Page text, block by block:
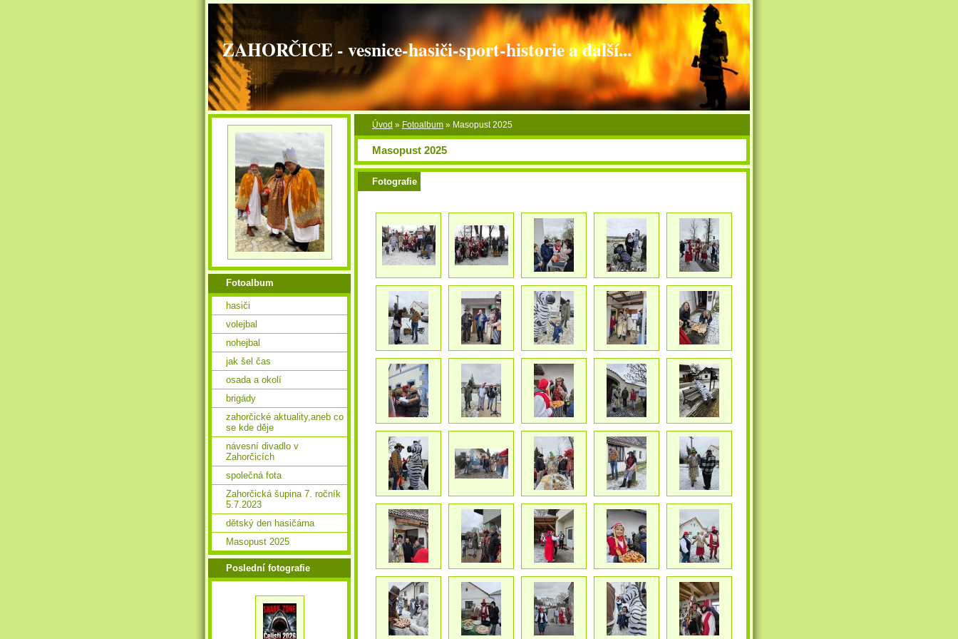
ZAHORČICE - vesnice-hasiči-sport-historie a další...
Úvod » Fotoalbum » Masopust 2025
Masopust 2025
Fotografie
Fotoalbum
hasiči
volejbal
nohejbal
jak šel čas
osada a okolí
brigády
zahorčické aktuality,aneb co
se kde děje
návesní divadlo v
Zahorčicích
společná fota
Zahorčická šupina 7. ročník
5.7.2023
dětský den hasičárna
Masopust 2025
Poslední fotografie